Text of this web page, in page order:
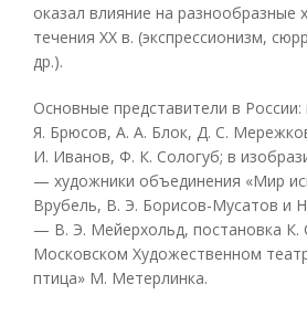
оказал влияние на разнообразные
течения XX в. (экспрессионизм,
др.).
Основные представители в
Я. Брюсов, А. А. Блок, Д. С.
И. Иванов, Ф. К. Сологуб; в
— художники объединения «Мир
Врубель, В. Э. Борисов-Мусатов и
— В. Э. Мейерхольд, постановка К.
Московском Художественном
птица» М. Метерлинка.